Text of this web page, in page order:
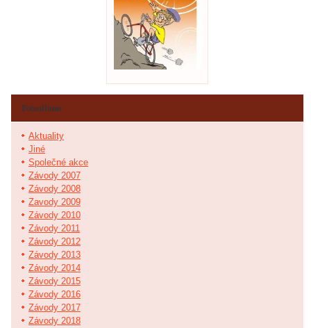
Fotoalbum
Aktuality
Jiné
Společné akce
Závody 2007
Závody 2008
Zavody 2009
Závody 2010
Závody 2011
Závody 2012
Závody 2013
Závody 2014
Závody 2015
Závody 2016
Závody 2017
Závody 2018